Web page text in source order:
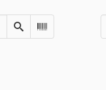
SearchScan Barcode